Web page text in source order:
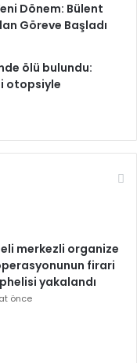
Dönem: Bülent
Göreve Başladı
ölü bulundu:
otopsiyle
merkezli organize
firari
yakalandı
önce